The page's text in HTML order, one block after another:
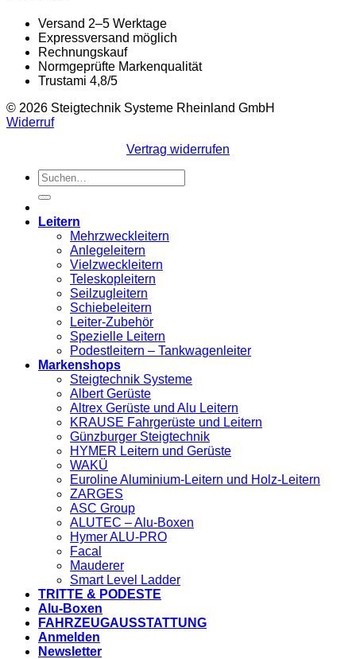
Versand 2–5 Werktage
Expressversand möglich
Rechnungskauf
Normgeprüfte Markenqualität
Trustami 4,8/5
© 2026 Steigtechnik Systeme Rheinland GmbH
Widerruf
Vertrag widerrufen
Suchen
nach:
Leitern
Mehrzweckleitern
Anlegeleitern
Vielzweckleitern
Teleskopleitern
Seilzugleitern
Schiebeleitern
Leiter-Zubehör
Spezielle Leitern
Podestleitern – Tankwagenleiter
Markenshops
Steigtechnik Systeme
Albert Gerüste
Altrex Gerüste und Alu Leitern
KRAUSE Fahrgerüste und Leitern
Günzburger Steigtechnik
HYMER Leitern und Gerüste
WAKÜ
Euroline Aluminium-Leitern und Holz-Leitern
ZARGES
ASC Group
ALUTEC – Alu-Boxen
Hymer ALU-PRO
Facal
Mauderer
Smart Level Ladder
TRITTE & PODESTE
Alu-Boxen
FAHRZEUGAUSSTATTUNG
Anmelden
Newsletter